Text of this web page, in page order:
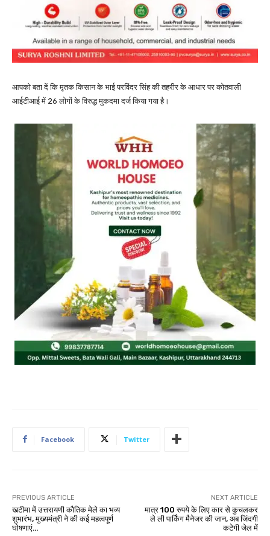
आपको बता दें कि मृतक किसान के भाई परविंदर सिंह की तहरीर के आधार पर कोतवाली
आईटीआई में 26 लोगों के विरुद्ध मुकदमा दर्ज किया गया है।
Facebook Twitter
PREVIOUS ARTICLE
खटीमा में उत्तरायणी कौतिक मेले का भव्य
शुभारंभ, मुख्यमंत्री ने की कई महत्वपूर्ण
घोषणाएं…
NEXT ARTICLE
मात्र 100 रुपये के लिए कार से कुचलकर
ले ली पार्किंग मैनेजर की जान, अब जिंदगी
कटेगी जेल में